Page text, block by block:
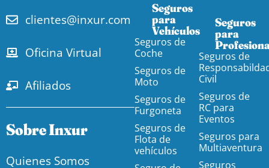
clientes@inxur.com
Oficina Virtual
Afiliados
Sobre Inxur
Quienes Somos
Seguros
para
Vehículos​
Seguros de
Coche
Seguros de
Moto
Seguros de
Furgoneta
Seguros de
Flota de
vehículos
Seguros
para
Seguros de
Civil
Seguros de
RC para
Eventos
Seguros para
Multiaventura
Seguros